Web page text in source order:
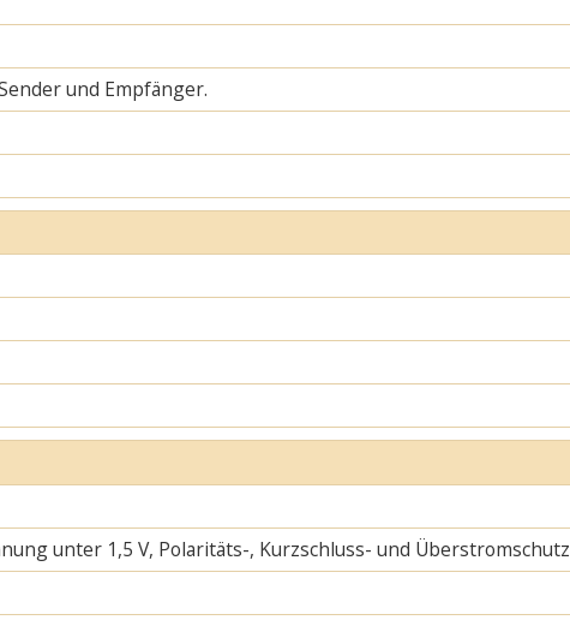
und Empfänger.
unter 1,5 V, Polaritäts-, Kurzschluss- und Überstromschutz